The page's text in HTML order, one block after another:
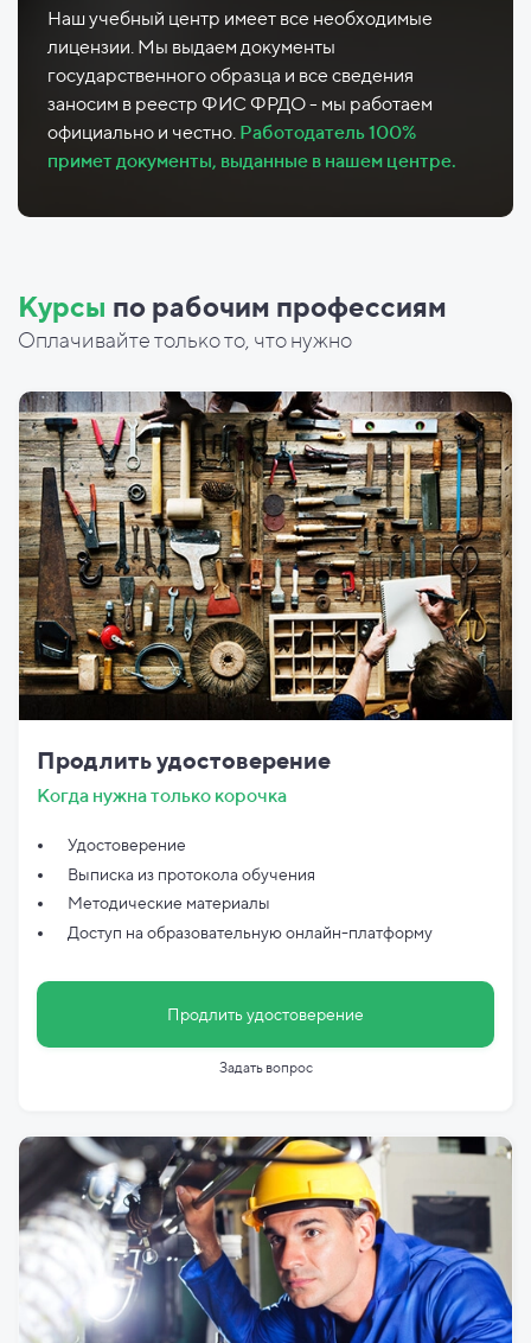
Наш учебный центр имеет все необходимые
лицензии. Мы выдаем документы
государственного образца и все сведения
заносим в реестр ФИС ФРДО - мы работаем
официально и честно. Работодатель 100%
примет документы, выданные в нашем центре.
Курсы по рабочим профессиям
Оплачивайте только то, что нужно
Продлить удостоверение
Когда нужна только корочка
Удостоверение
Выписка из протокола обучения
Методические материалы
Доступ на образовательную онлайн-платформу
Продлить удостоверение
Задать вопрос